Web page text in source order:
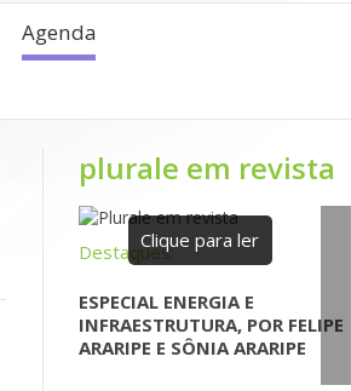
Agenda
plurale em revista
Clique para ler
Destaques:
ESPECIAL ENERGIA E
INFRAESTRUTURA, POR FELIPE
ARARIPE E SÔNIA ARARIPE